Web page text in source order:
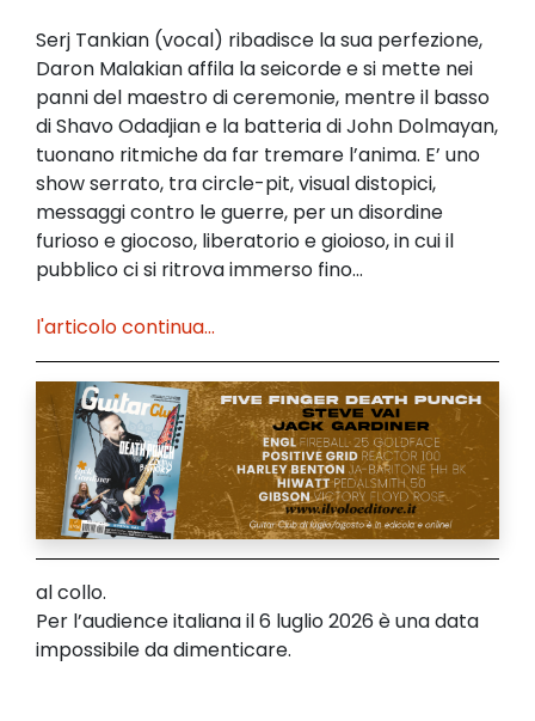
Serj Tankian (vocal) ribadisce la sua perfezione,
Daron Malakian affila la seicorde e si mette nei
panni del maestro di ceremonie, mentre il basso
di Shavo Odadjian e la batteria di John Dolmayan,
tuonano ritmiche da far tremare l’anima. E’ uno
show serrato, tra circle-pit, visual distopici,
messaggi contro le guerre, per un disordine
furioso e giocoso, liberatorio e gioioso, in cui il
pubblico ci si ritrova immerso fino...
l'articolo continua...
al collo.
Per l’audience italiana il 6 luglio 2026 è una data
impossibile da dimenticare.